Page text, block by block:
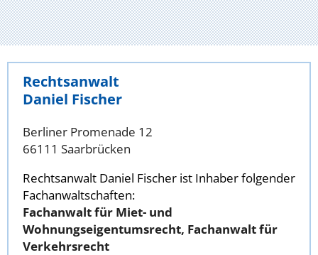
Rechtsanwalt
Daniel Fischer
Berliner Promenade 12
66111 Saarbrücken
Rechtsanwalt Daniel Fischer ist Inhaber folgender
Fachanwaltschaften:
Fachanwalt für Miet- und
Wohnungseigentumsrecht, Fachanwalt für
Verkehrsrecht